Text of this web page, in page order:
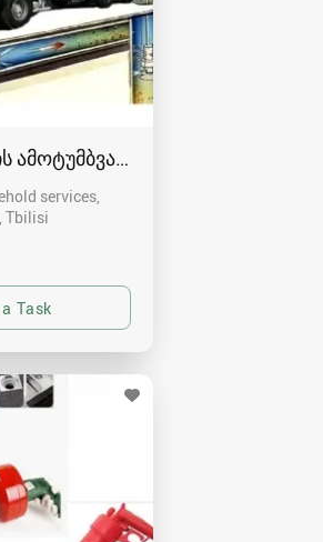
ამოტუმბვა, გაწმენდა
services,
Tbilisi